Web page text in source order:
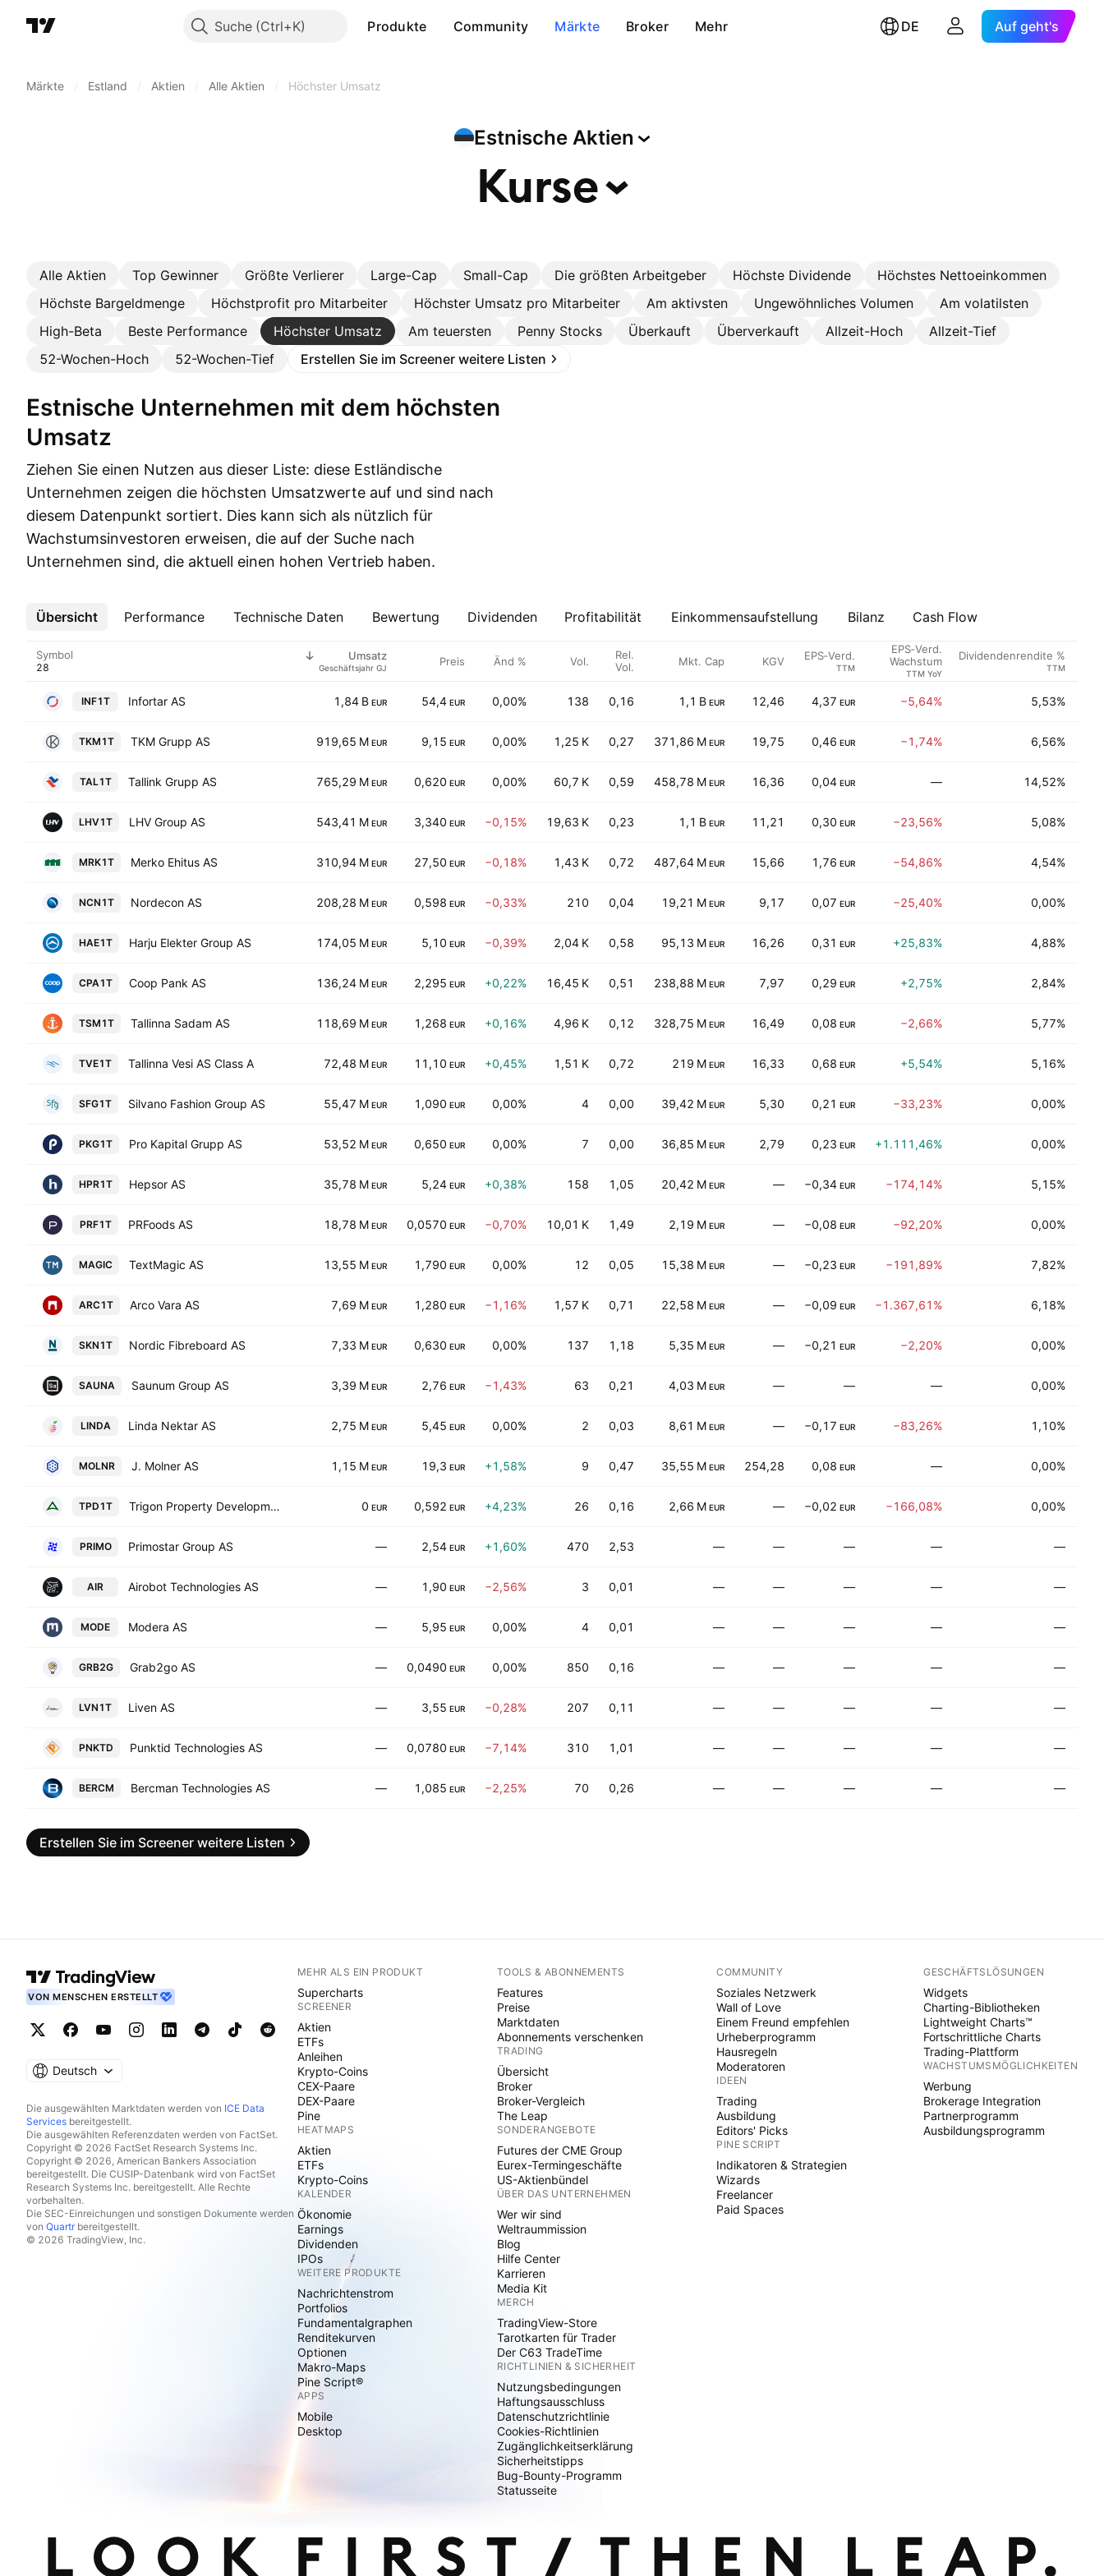
Suche Produkte Community Märkte Broker Mehr DE Auf geht's
Märkte Estland Aktien Alle Aktien Höchster Umsatz
Estnische Aktien
Kurse
Alle Aktien Top Gewinner Größte Verlierer Large-Cap Small-Cap Die größten Arbeitgeber Höchste Dividende
Höchstes Nettoeinkommen
Höchste Bargeldmenge
Höchstprofit pro Mitarbeiter Höchster Umsatz pro Mitarbeiter Am aktivsten Ungewöhnliches Volumen
Am volatilsten
High-Beta
Beste Performance Höchster Umsatz Am teuersten Penny Stocks Überkauft Überverkauft Allzeit-Hoch
Allzeit-Tief
52-Wochen-Hoch
52-Wochen-Tief Erstellen Sie im Screener weitere Listen
Estnische Unternehmen mit dem höchsten
Umsatz
Ziehen Sie einen Nutzen aus dieser Liste: diese Estländische
Unternehmen zeigen die höchsten Umsatzwerte auf und sind nach
diesem Datenpunkt sortiert. Dies kann sich als nützlich für
Wachstumsinvestoren erweisen, die auf der Suche nach
Unternehmen sind, die aktuell einen hohen Vertrieb haben.
Übersicht Performance Technische Daten Bewertung Dividenden Profitabilität Einkommensaufstellung Bilanz Cash Flow
Mehr
Symbol Umsatz
Geschäftsjahr GJ Preis Änd % Vol.
Rel.
Vol.
Mkt. Cap KGV EPS‑Verd.
TTM
EPS‑Verd.
Wachstum
TTM YoY
Dividendenrendite %
TTM
INF1T Infortar AS 1,84 B EUR 54,4 EUR 0,00% 138 0,16 1,1 B EUR 12,46 4,37 EUR −5,64% 5,53%
TKM1T TKM Grupp AS 919,65 M EUR 9,15 EUR 0,00% 1,25 K 0,27 371,86 M EUR 19,75 0,46 EUR −1,74% 6,56%
TAL1T Tallink Grupp AS 765,29 M EUR 0,620 EUR 0,00% 60,7 K 0,59 458,78 M EUR 16,36 0,04 EUR — 14,52%
LHV1T LHV Group AS 543,41 M EUR 3,340 EUR −0,15% 19,63 K 0,23 1,1 B EUR 11,21 0,30 EUR −23,56% 5,08%
MRK1T Merko Ehitus AS 310,94 M EUR 27,50 EUR −0,18% 1,43 K 0,72 487,64 M EUR 15,66 1,76 EUR −54,86% 4,54%
NCN1T Nordecon AS 208,28 M EUR 0,598 EUR −0,33% 210 0,04 19,21 M EUR 9,17 0,07 EUR −25,40% 0,00%
HAE1T Harju Elekter Group AS 174,05 M EUR 5,10 EUR −0,39% 2,04 K 0,58 95,13 M EUR 16,26 0,31 EUR +25,83% 4,88%
CPA1T Coop Pank AS 136,24 M EUR 2,295 EUR +0,22% 16,45 K 0,51 238,88 M EUR 7,97 0,29 EUR +2,75% 2,84%
TSM1T Tallinna Sadam AS 118,69 M EUR 1,268 EUR +0,16% 4,96 K 0,12 328,75 M EUR 16,49 0,08 EUR −2,66% 5,77%
TVE1T Tallinna Vesi AS Class A 72,48 M EUR 11,10 EUR +0,45% 1,51 K 0,72 219 M EUR 16,33 0,68 EUR +5,54% 5,16%
SFG1T Silvano Fashion Group AS 55,47 M EUR 1,090 EUR 0,00% 4 0,00 39,42 M EUR 5,30 0,21 EUR −33,23% 0,00%
PKG1T Pro Kapital Grupp AS 53,52 M EUR 0,650 EUR 0,00% 7 0,00 36,85 M EUR 2,79 0,23 EUR +1.111,46% 0,00%
HPR1T Hepsor AS 35,78 M EUR 5,24 EUR +0,38% 158 1,05 20,42 M EUR — −0,34 EUR −174,14% 5,15%
PRF1T PRFoods AS 18,78 M EUR 0,0570 EUR −0,70% 10,01 K 1,49 2,19 M EUR — −0,08 EUR −92,20% 0,00%
MAGIC TextMagic AS 13,55 M EUR 1,790 EUR 0,00% 12 0,05 15,38 M EUR — −0,23 EUR −191,89% 7,82%
ARC1T Arco Vara AS 7,69 M EUR 1,280 EUR −1,16% 1,57 K 0,71 22,58 M EUR — −0,09 EUR −1.367,61% 6,18%
SKN1T Nordic Fibreboard AS 7,33 M EUR 0,630 EUR 0,00% 137 1,18 5,35 M EUR — −0,21 EUR −2,20% 0,00%
SAUNA Saunum Group AS 3,39 M EUR 2,76 EUR −1,43% 63 0,21 4,03 M EUR — — — 0,00%
LINDA Linda Nektar AS 2,75 M EUR 5,45 EUR 0,00% 2 0,03 8,61 M EUR — −0,17 EUR −83,26% 1,10%
MOLNR J. Molner AS 1,15 M EUR 19,3 EUR +1,58% 9 0,47 35,55 M EUR 254,28 0,08 EUR — 0,00%
TPD1T Trigon Property Development AS 0 EUR 0,592 EUR +4,23% 26 0,16 2,66 M EUR — −0,02 EUR −166,08% 0,00%
PRIMO Primostar Group AS — 2,54 EUR +1,60% 470 2,53 — — — — —
AIR Airobot Technologies AS — 1,90 EUR −2,56% 3 0,01 — — — — —
MODE Modera AS — 5,95 EUR 0,00% 4 0,01 — — — — —
GRB2G Grab2go AS — 0,0490 EUR 0,00% 850 0,16 — — — — —
LVN1T Liven AS — 3,55 EUR −0,28% 207 0,11 — — — — —
PNKTD Punktid Technologies AS — 0,0780 EUR −7,14% 310 1,01 — — — — —
BERCM Bercman Technologies AS — 1,085 EUR −2,25% 70 0,26 — — — — —
Erstellen Sie im Screener weitere Listen
VON MENSCHEN ERSTELLT
Deutsch
Die ausgewählten Marktdaten werden von ICE Data
Services bereitgestellt.
Die ausgewählten Referenzdaten werden von FactSet.
Copyright © 2026 FactSet Research Systems Inc.
Copyright © 2026, American Bankers Association
bereitgestellt. Die CUSIP-Datenbank wird von FactSet
Research Systems Inc. bereitgestellt. Alle Rechte
vorbehalten.
Die SEC-Einreichungen und sonstigen Dokumente werden
von Quartrbereitgestellt.
© 2026 TradingView, Inc.
MEHR ALS EIN PRODUKT
Supercharts
SCREENER
Aktien
ETFs
Anleihen
Krypto-Coins
CEX-Paare
DEX-Paare
Pine
HEATMAPS
Aktien
ETFs
Krypto-Coins
KALENDER
Ökonomie
Earnings
Dividenden
IPOs
WEITERE PRODUKTE
Nachrichtenstrom
Portfolios
Fundamentalgraphen
Renditekurven
Optionen
Makro-Maps
Pine Script®
APPS
Mobile
Desktop
TOOLS & ABONNEMENTS
Features
Preise
Marktdaten
Abonnements verschenken
TRADING
Übersicht
Broker
Broker-Vergleich
The Leap
SONDERANGEBOTE
Futures der CME Group
Eurex-Termingeschäfte
US-Aktienbündel
ÜBER DAS UNTERNEHMEN
Wer wir sind
Weltraummission
Blog
Hilfe Center
Karrieren
Media Kit
MERCH
TradingView-Store
Tarotkarten für Trader
Der C63 TradeTime
RICHTLINIEN & SICHERHEIT
Nutzungsbedingungen
Haftungsausschluss
Datenschutzrichtlinie
Cookies-Richtlinien
Zugänglichkeitserklärung
Sicherheitstipps
Bug-Bounty-Programm
Statusseite
COMMUNITY
Soziales Netzwerk
Wall of Love
Einem Freund empfehlen
Urheberprogramm
Hausregeln
Moderatoren
IDEEN
Trading
Ausbildung
Editors' Picks
PINE SCRIPT
Indikatoren & Strategien
Wizards
Freelancer
Paid Spaces
GESCHÄFTSLÖSUNGEN
Widgets
Charting-Bibliotheken
Lightweight Charts™
Fortschrittliche Charts
Trading-Plattform
WACHSTUMSMÖGLICHKEITEN
Werbung
Brokerage Integration
Partnerprogramm
Ausbildungsprogramm